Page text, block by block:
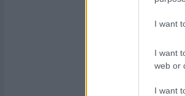
I want
I want
web or
I want